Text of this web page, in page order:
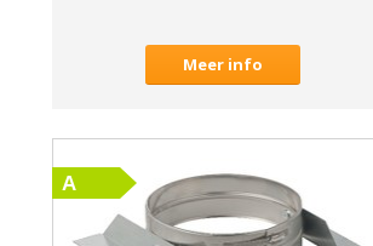
Meer info